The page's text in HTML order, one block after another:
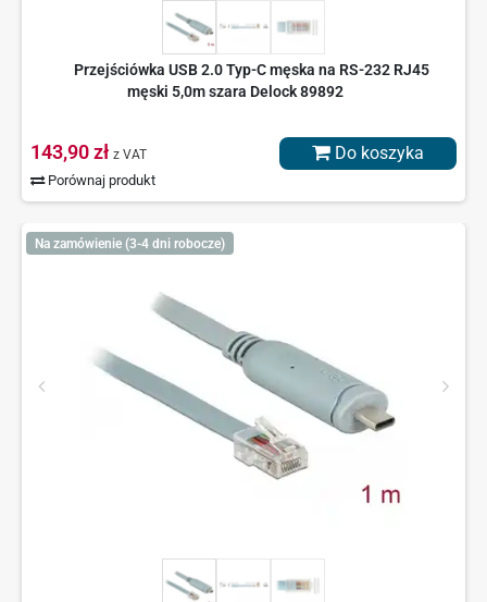
Przejściówka USB 2.0 Typ-C męska na RS-232 RJ45
męski 5,0m szara Delock 89892
143,90 zł z VAT
Porównaj produkt
Do koszyka
Na zamówienie (3-4 dni robocze)